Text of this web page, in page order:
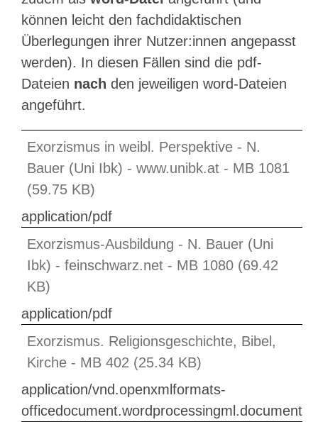
können leicht den fachdidaktischen
Überlegungen ihrer Nutzer:innen angepasst
werden). In diesen Fällen sind die pdf-
Dateien nach den jeweiligen word-Dateien
angeführt.
Exorzismus in weibl. Perspektive - N.
Bauer (Uni Ibk) - www.unibk.at - MB 1081
(59.75 KB)
application/pdf
Exorzismus-Ausbildung - N. Bauer (Uni
Ibk) - feinschwarz.net - MB 1080 (69.42
KB)
application/pdf
Exorzismus. Religionsgeschichte, Bibel,
Kirche - MB 402 (25.34 KB)
application/vnd.openxmlformats-
officedocument.wordprocessingml.document